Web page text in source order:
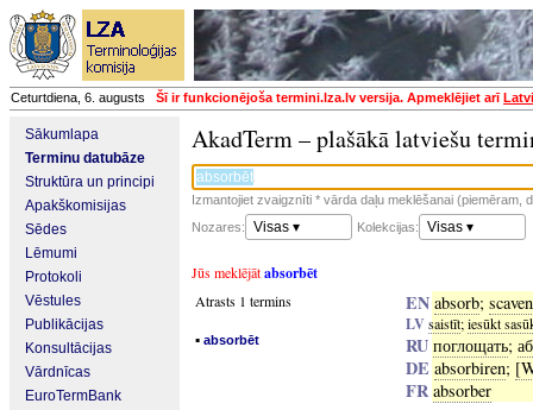
Ceturtdiena, 6. augusts Šī ir funkcionējoša termini.lza.lv versija. Apmeklējiet arī
Sākumlapa
Terminu datubāze
Struktūra un principi
Apakškomisijas
Sēdes
Lēmumi
Protokoli
Vēstules
Publikācijas
Konsultācijas
Vārdnīcas
EuroTermBank
AkadTerm – plašākā latviešu
Izmantojiet zvaigznīti * vārda daļu meklēšanai (piemēram,
Nozares:
Visas ▾ Kolekcijas: Visas ▾
Jūs meklējātabsorbēt
Atrasts 1 termins
▪ absorbēt
EN absorb;
LVsaistīt;iesūkt
RU поглощать;
DE absorbiren;
FR absorber